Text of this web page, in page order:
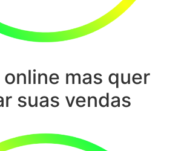
mas quer
suas vendas